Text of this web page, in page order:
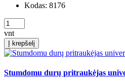
Kodas: 8176
vnt
Į krepšelį
Stumdomu durų pritraukėjas